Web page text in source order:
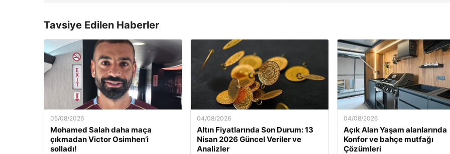
Tavsiye Edilen Haberler
05/08/2026
Mohamed Salah daha maça
çıkmadan Victor Osimhen’i
solladı!
04/08/2026
Altın Fiyatlarında Son Durum: 13
Nisan 2026 Güncel Veriler ve
Analizler
04/08/2026
Açık Alan Yaşam alanlarında
Konfor ve bahçe mutfağı
Çözümleri